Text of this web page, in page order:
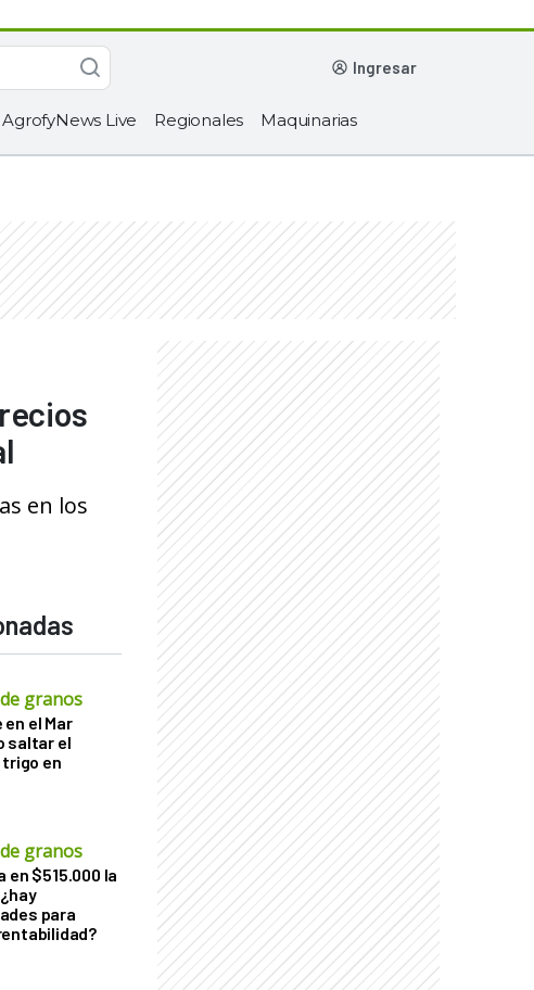
ingresar
AgrofyNews Live Regionales Maquinarias
en los
granos
el Mar
saltar el
en
granos
en $515.000 la
para